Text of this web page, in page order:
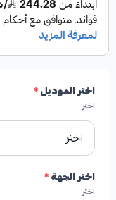
✓مساعدات جديدة
(RWD).
✓سهلة التركيب،
اختر الموديل*
اختر
اختر الجهة*
اختر